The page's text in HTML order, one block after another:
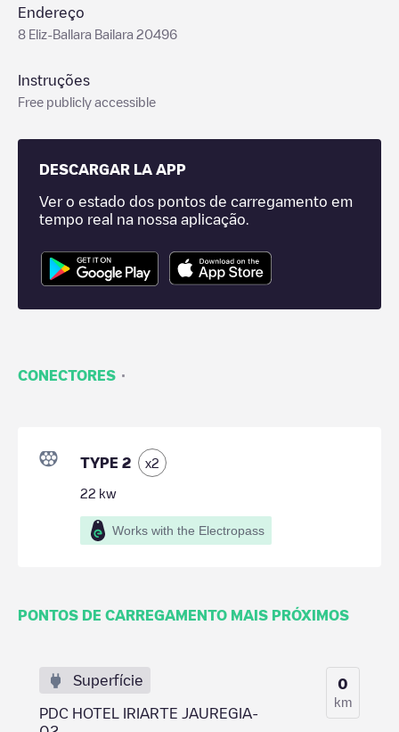
Endereço
8 Eliz-Ballara Bailara 20496
Instruções
Free publicly accessible
DESCARGAR LA APP
Ver o estado dos pontos de carregamento em
tempo real na nossa aplicação.
CONECTORES ·
TYPE 2 x2
22 kw
Works with the Electropass
PONTOS DE CARREGAMENTO MAIS PRÓXIMOS
Superfície
PDC HOTEL IRIARTE JAUREGIA-
0
km